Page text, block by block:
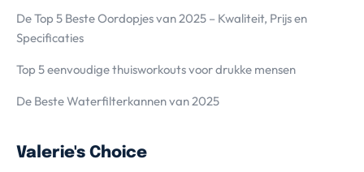
De Top 5 Beste Oordopjes van 2025 – Kwaliteit, Prijs en
Specificaties
Top 5 eenvoudige thuisworkouts voor drukke mensen
De Beste Waterfilterkannen van 2025
Valerie's Choice